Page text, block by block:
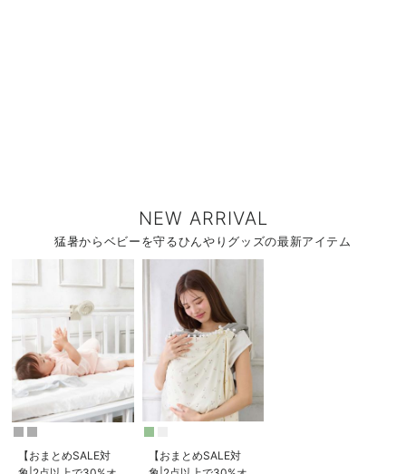
NEW ARRIVAL
猛暑からベビーを守るひんやりグッズの最新アイテム
【おまとめSALE対
【おまとめSALE対